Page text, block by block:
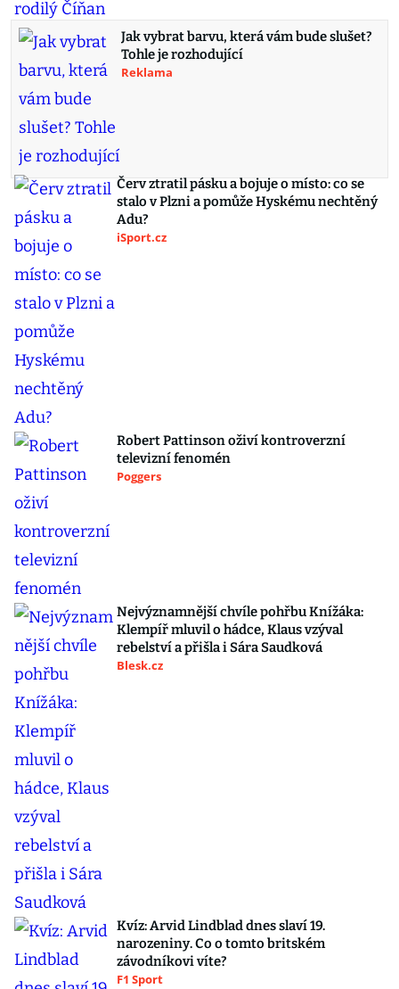
Jak vybrat barvu, která vám bude slušet?
Tohle je rozhodující
Reklama
Červ ztratil pásku a bojuje o místo: co se
stalo v Plzni a pomůže Hyskému nechtěný
Adu?
iSport.cz
Robert Pattinson oživí kontroverzní
televizní fenomén
Poggers
Nejvýznamnější chvíle pohřbu Knížáka:
Klempíř mluvil o hádce, Klaus vzýval
rebelství a přišla i Sára Saudková
Blesk.cz
Kvíz: Arvid Lindblad dnes slaví 19.
narozeniny. Co o tomto britském
závodníkovi víte?
F1 Sport